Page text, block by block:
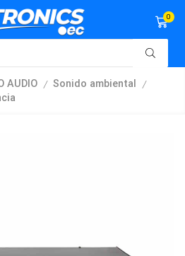
0
AUDIO / Sonido ambiental /